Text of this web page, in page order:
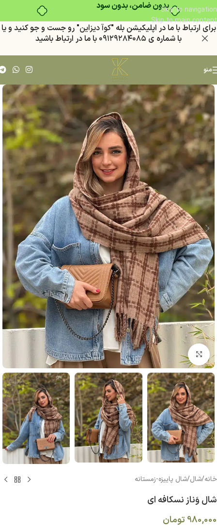
بدون ضامن، بدون سودSkip to navigation
Skip to main content
براي ارتباط با ما در اپليكيشن بله "كوآ ديزاين" رو جست و جو كنيد و يا
با شماره ي ٠٩١٢٩٢٨٤٠٨٥ با ما در ارتباط باشيد
منو
بزرگنمایی تصویر
خانه/شال/شال پاییزه-زمستانه
شال وَناز نسکافه ای
980,000 تومان